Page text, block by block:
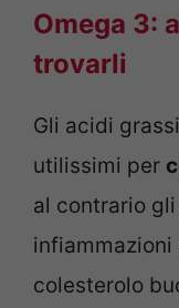
Omega 3:
trovarli
Gli acidi
utilissimi per
al contrario
infiammazioni
colesterolo